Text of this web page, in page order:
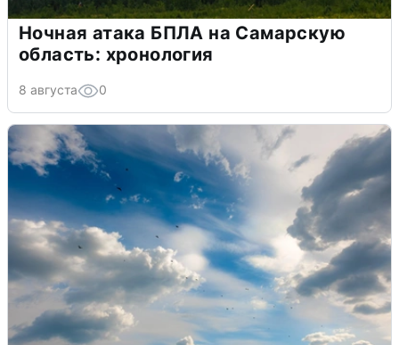
Ночная атака БПЛА на Самарскую
область: хронология
8 августа 0